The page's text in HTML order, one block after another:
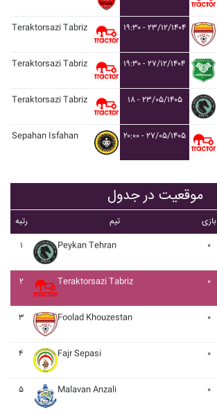
Teraktorsazi Tabriz ۱۹:۳۰ - ۲۳/۱۲/۱۴۰۴
Teraktorsazi Tabriz ۱۹:۳۰ - ۲۷/۱۲/۱۴۰۴
Teraktorsazi Tabriz ۱۸ - ۲۳/۰۵/۱۴۰۵
Sepahan Isfahan ۲۰:۰۰ - ۲۷/۰۵/۱۴۰۵
موقعیت در جدول
رتبه تیم بازی
۱
Peykan Tehran ۰
۲ Teraktorsazi Tabriz ۰
۳ Foolad Khouzestan ۰
۴ Fajr Sepasi ۰
۵ Malavan Anzali ۰